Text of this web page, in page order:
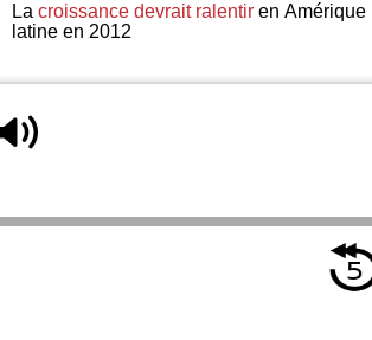
La croissance devrait ralentiren Amérique
latine en 2012